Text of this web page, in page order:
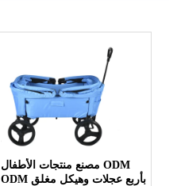
مصنع منتجات الأطفال ODM
ODM بأربع عجلات وهيكل مغلق